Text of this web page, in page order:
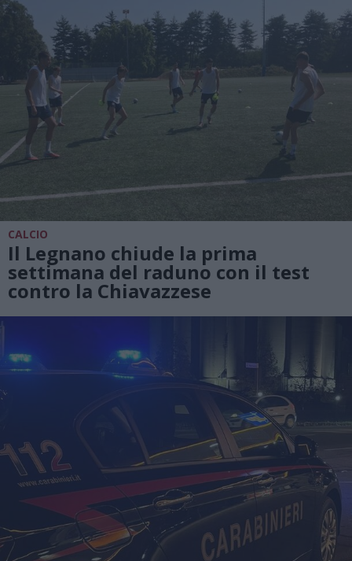
CALCIO
Il Legnano chiude la prima
settimana del raduno con il test
contro la Chiavazzese